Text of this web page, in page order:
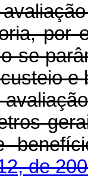
por
se
e
de